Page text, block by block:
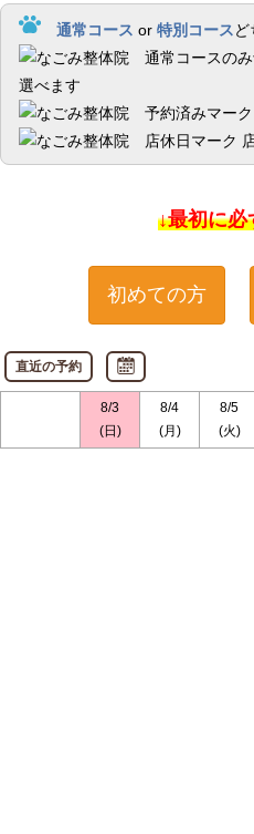
通常コース or 特別コース
選べます
↓最初に必
初めての方
直近の予約
8/3
(日)
8/4
(月)
8/5
(火)